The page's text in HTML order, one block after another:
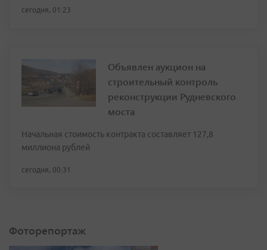
сегодня, 01:23
Объявлен аукцион на
строительный контроль
реконструкции Рудневского
моста
Начальная стоимость контракта составляет 127,8
миллиона рублей
сегодня, 00:31
Фоторепортаж